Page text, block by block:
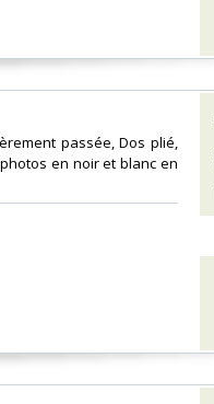
passée, Dos plié,
en noir et blanc en